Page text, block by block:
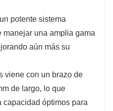
potente sistema
manejar una amplia gama
aún más su
viene con un brazo de
de largo, lo que
capacidad óptimos para